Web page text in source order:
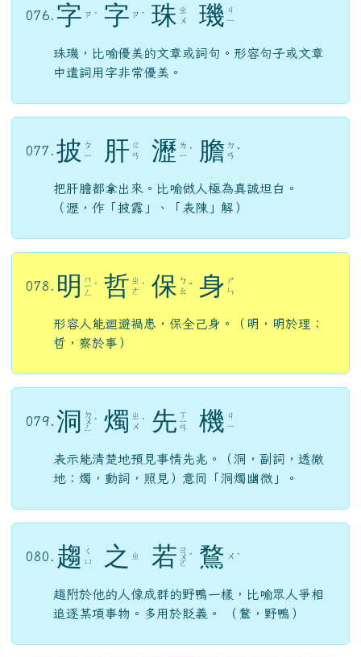
076. 字 ㄗ ˋ 字 ㄗ ˋ 珠 ㄓ
ㄨ
璣 ㄐ
ㄧ
珠璣，比喻優美的文章或詞句。形容句子或文章
中遣詞用字非常優美。
077. 披 ㄆ
ㄧ
肝 ㄍ
ㄢ
瀝 ㄌ
ㄧ ˋ 膽 ㄉ
ㄢ ˇ
把肝膽都拿出來。比喻做人極為真誠坦白。
（瀝，作「披露」、「表陳」解）
078. 明 ㄇ
ㄧ
ㄥ
ˊ 哲 ㄓ
ㄜ ˊ 保 ㄅ
ㄠ ˇ 身 ㄕ
ㄣ
形容人能迴避禍患，保全己身。（明，明於理；
哲，察於事）
079. 洞 ㄉ
ㄨ
ㄥ
ˋ 燭 ㄓ
ㄨ ˊ 先 ㄒ
ㄧ
ㄢ 機 ㄐ
ㄧ
表示能清楚地預見事情先兆。（洞，副詞，透徹
地；燭，動詞，照見）意同「洞燭幽微」。
080. 趨
ㄑ
ㄩ
之 ㄓ 若 ㄖ
ㄨ
ㄛ
ˋ 鶩 ㄨ ˋ
趨附於他的人像成群的野鴨一樣，比喻眾人爭相
追逐某項事物。多用於貶義。 （鶩，野鴨）